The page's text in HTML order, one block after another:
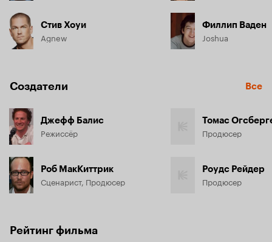
Стив Хоуи
Agnew
Филлип Ваден
Joshua
Создатели Все
Джефф Балис
Режиссёр
Роб МакКиттрик
Сценарист, Продюсер
Томас
Продюсер
Роудс Рейдер
Продюсер
Рейтинг фильма